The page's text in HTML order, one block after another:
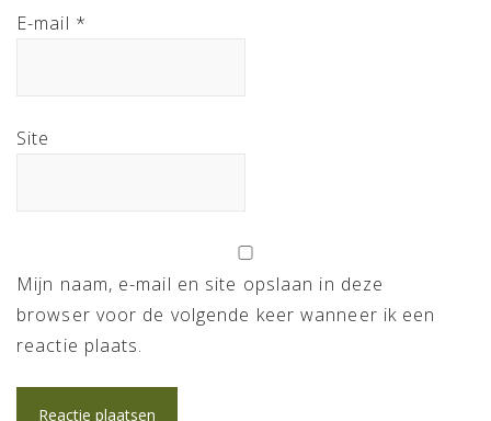
E-mail *
Site
Mijn naam, e-mail en site opslaan in deze
browser voor de volgende keer wanneer ik een
reactie plaats.